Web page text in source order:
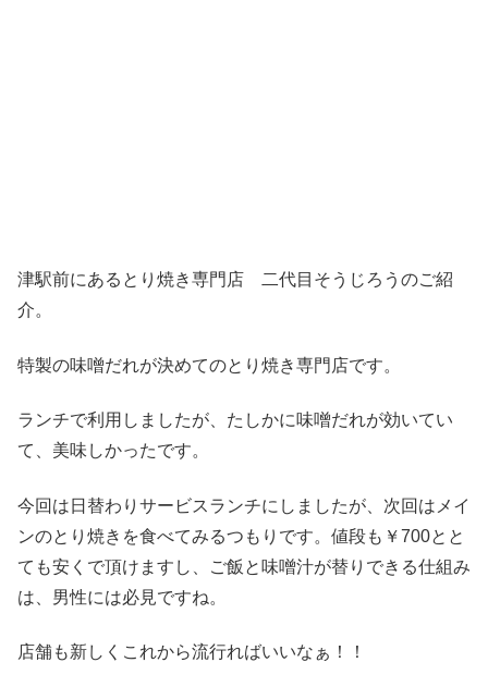
津駅前にあるとり焼き専門店 二代目そうじろうのご紹
介。
特製の味噌だれが決めてのとり焼き専門店です。
ランチで利用しましたが、たしかに味噌だれが効いてい
て、美味しかったです。
今回は日替わりサービスランチにしましたが、次回はメイ
ンのとり焼きを食べてみるつもりです。値段も￥700とと
ても安くで頂けますし、ご飯と味噌汁が替りできる仕組み
は、男性には必見ですね。
店舗も新しくこれから流行ればいいなぁ！！